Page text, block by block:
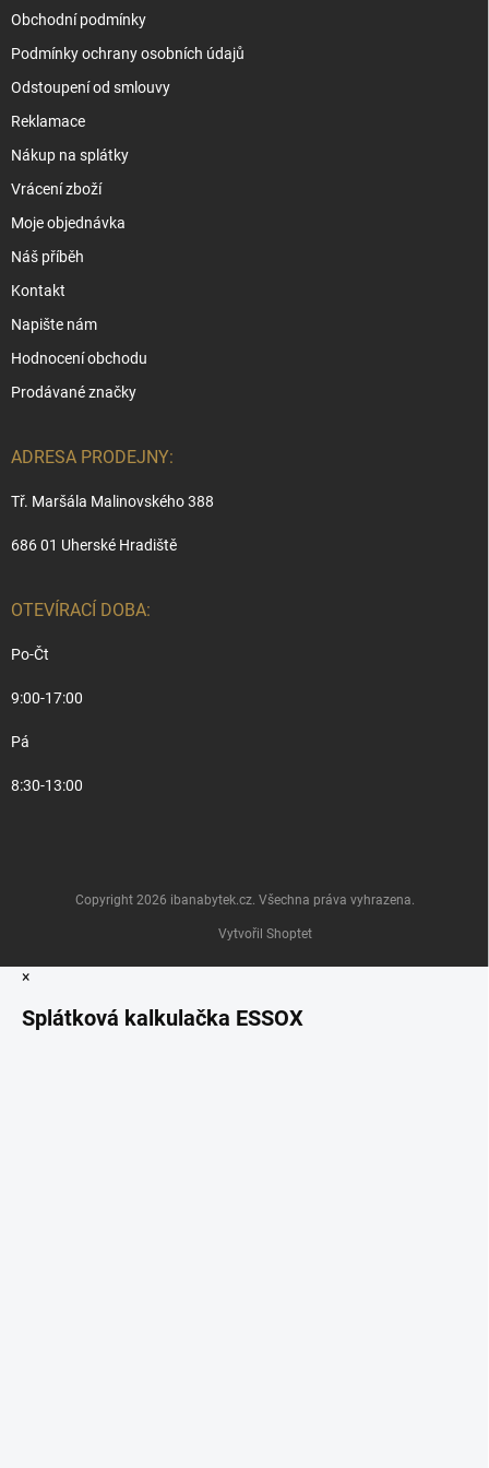
Obchodní podmínky
Podmínky ochrany osobních údajů
Odstoupení od smlouvy
Reklamace
Nákup na splátky
Vrácení zboží
Moje objednávka
Náš příběh
Kontakt
Napište nám
Hodnocení obchodu
Prodávané značky
ADRESA PRODEJNY:
Tř. Maršála Malinovského 388
686 01 Uherské Hradiště
OTEVÍRACÍ DOBA:
Po-Čt
9:00-17:00
Pá
8:30-13:00
Vytvořil Shoptet
Copyright 2026 ibanabytek.cz. Všechna práva vyhrazena.
×
Splátková kalkulačka ESSOX